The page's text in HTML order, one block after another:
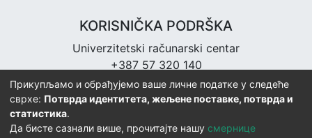
KORISNIČKA PODRŠKA
Univerzitetski računarski centar
+387 57 320 140
urc@ues.rs.ba
https://urc.ues.rs.ba
Прикупљамо и обрађујемо ваше личне податке у следеће
сврхе: Потврда идентитета, жељене поставке, потврда и
статистика.
Да бисте сазнали више, прочитајте нашу смернице